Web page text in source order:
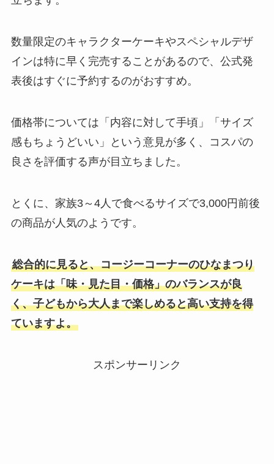
数量限定のキャラクターケーキやスペシャルデザ
インは特に早く完売することがあるので、公式発
表後はすぐに予約するのがおすすめ。
価格帯については「内容に対して手頃」「サイズ
感もちょうどいい」という意見が多く、コスパの
良さを評価する声が目立ちました。
とくに、家族3～4人で食べるサイズで3,000円前後
の商品が人気のようです。
総合的に見ると、コージーコーナーのひなまつり
ケーキは「味・見た目・価格」のバランスが良
く、子どもから大人まで楽しめると高い支持を得
ていますよ。
スポンサーリンク